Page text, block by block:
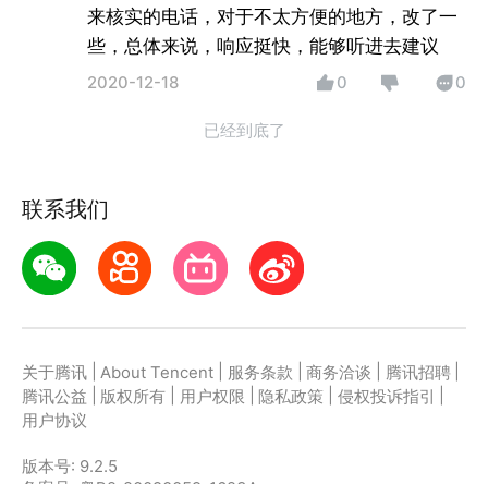
来核实的电话，对于不太方便的地方，改了一
些，总体来说，响应挺快，能够听进去建议
2020-12-18 0 0
已经到底了
联系我们
关于腾讯 About Tencent 服务条款 商务洽谈 腾讯招聘
腾讯公益
版权所有 用户权限 隐私政策 侵权投诉指引
用户协议
版本号: 9.2.5